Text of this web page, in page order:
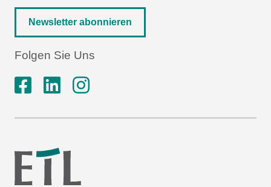
Newsletter abonnieren
Folgen Sie Uns